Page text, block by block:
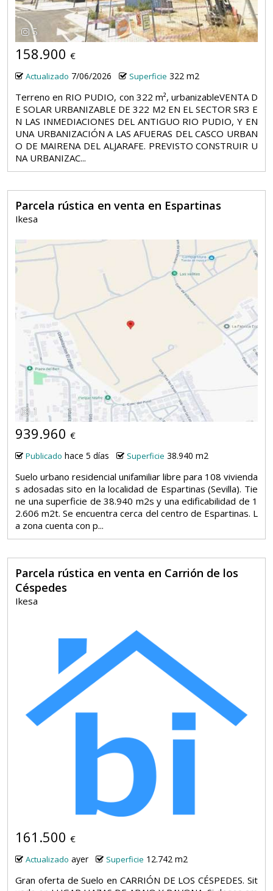
5
158.900 €
Actualizado 7/06/2026 Superficie 322 m2
Terreno en RIO PUDIO, con 322 m², urbanizableVENTA D
E SOLAR URBANIZABLE DE 322 M2 EN EL SECTOR SR3 E
N LAS INMEDIACIONES DEL ANTIGUO RIO PUDIO, Y EN
UNA URBANIZACIÓN A LAS AFUERAS DEL CASCO URBAN
O DE MAIRENA DEL ALJARAFE. PREVISTO CONSTRUIR U
NA URBANIZAC...
Parcela rústica en venta en Espartinas
Ikesa
1
939.960 €
Publicado hace 5 días Superficie 38.940 m2
Suelo urbano residencial unifamiliar libre para 108 vivienda
s adosadas sito en la localidad de Espartinas (Sevilla). Tie
ne una superficie de 38.940 m2s y una edificabilidad de 1
2.606 m2t. Se encuentra cerca del centro de Espartinas. L
a zona cuenta con p...
Parcela rústica en venta en Carrión de los
Céspedes
Ikesa
161.500 €
Actualizado ayer Superficie 12.742 m2
Gran oferta de Suelo en CARRIÓN DE LOS CÉSPEDES. Sit